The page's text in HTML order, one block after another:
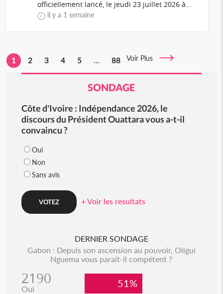
officiellement lancé, le jeudi 23 juillet 2026 à...
il y a 1 semaine
1 2 3 4 5 ... 88 Voir Plus
SONDAGE
Côte d'Ivoire : Indépendance 2026, le
discours du Président Ouattara vous a-t-il
convaincu ?
Oui
Non
Sans avis
+ Voir les resultats
DERNIER SONDAGE
Gabon : Depuis son ascension au pouvoir, Oligui
Nguema vous parait-il compétent ?
2190
Oui 51%